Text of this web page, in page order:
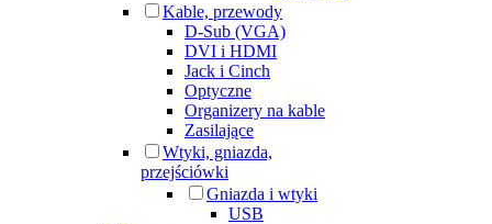
Kable, przewody
D-Sub (VGA)
DVI i HDMI
Jack i Cinch
Optyczne
Organizery na kable
Zasilające
Wtyki, gniazda,
przejściówki
Gniazda i wtyki
USB